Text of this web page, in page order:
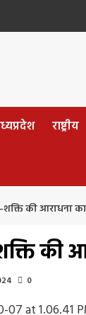
राष्ट्रीय
की आराधना
की
0